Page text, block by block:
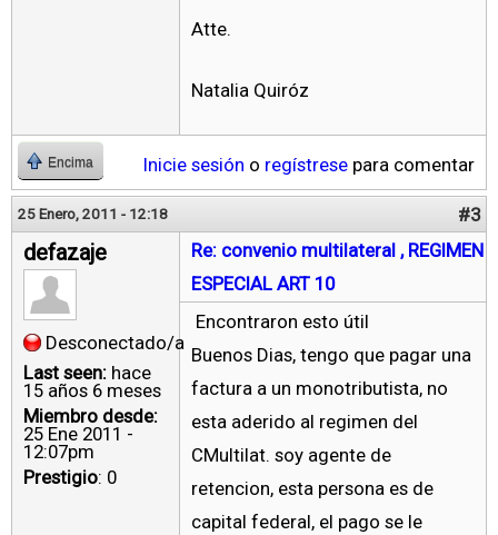
Atte.
Natalia Quiróz
Encima Inicie sesión o regístrese para comentar
25 Enero, 2011 - 12:18 #3
defazaje
Desconectado/a
Last seen: hace
15 años 6 meses
Miembro desde:
25 Ene 2011 -
12:07pm
Prestigio: 0
Re: convenio multilateral , REGIMEN
ESPECIAL ART 10
Encontraron esto útil
Buenos Dias, tengo que pagar una
factura a un monotributista, no
esta aderido al regimen del
CMultilat. soy agente de
retencion, esta persona es de
capital federal, el pago se le